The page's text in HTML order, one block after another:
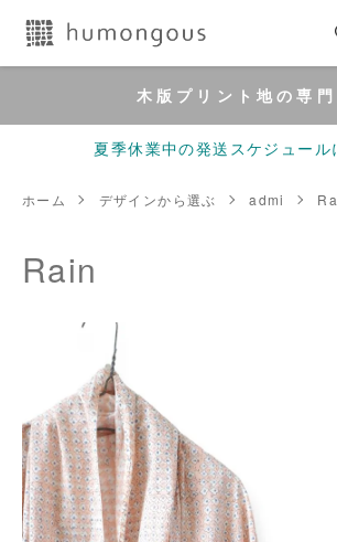
木版プリント地の専門
夏季休業中の発送スケジュール
ホーム デザインから選ぶ admi
Rain